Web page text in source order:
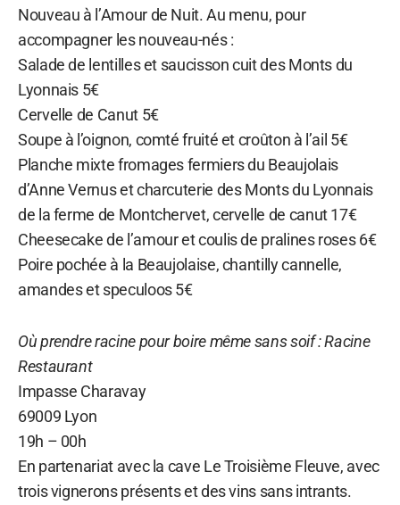
Nouveau à l’Amour de Nuit. Au menu, pour
accompagner les nouveau-nés :
Salade de lentilles et saucisson cuit des Monts du
Lyonnais 5€
Cervelle de Canut 5€
Soupe à l’oignon, comté fruité et croûton à l’ail 5€
Planche mixte fromages fermiers du Beaujolais
d’Anne Vernus et charcuterie des Monts du Lyonnais
de la ferme de Montchervet, cervelle de canut 17€
Cheesecake de l’amour et coulis de pralines roses 6€
Poire pochée à la Beaujolaise, chantilly cannelle,
amandes et speculoos 5€
Où prendre racine pour boire même sans soif : Racine
Restaurant
Impasse Charavay
69009 Lyon
19h – 00h
En partenariat avec la cave Le Troisième Fleuve, avec
trois vignerons présents et des vins sans intrants.